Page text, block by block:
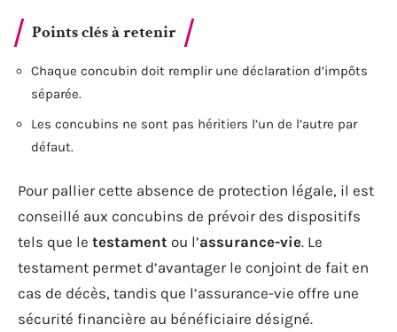
Points clés à retenir
Chaque concubin doit remplir une déclaration d’impôts
séparée.
Les concubins ne sont pas héritiers l’un de l’autre par
défaut.
Pour pallier cette absence de protection légale, il est
conseillé aux concubins de prévoir des dispositifs
tels que le testament ou l’assurance-vie. Le
testament permet d’avantager le conjoint de fait en
cas de décès, tandis que l’assurance-vie offre une
sécurité financière au bénéficiaire désigné.